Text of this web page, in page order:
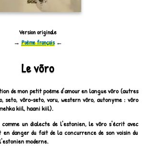
Version originale
→ Poème français←
Le võro
de mon petit poème d'amour en langue võro (autres
seto, võro-seto, voru, western võro, autonyme : võro
kiil, haani kiil).
comme un dialecte de l'estonien, le võro s'écrit avec
danger du fait de la concurrence de son voisin du
moderne.